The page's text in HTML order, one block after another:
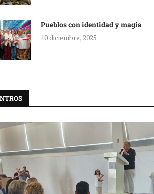
Pueblos con identidad y magia
10 diciembre, 2025